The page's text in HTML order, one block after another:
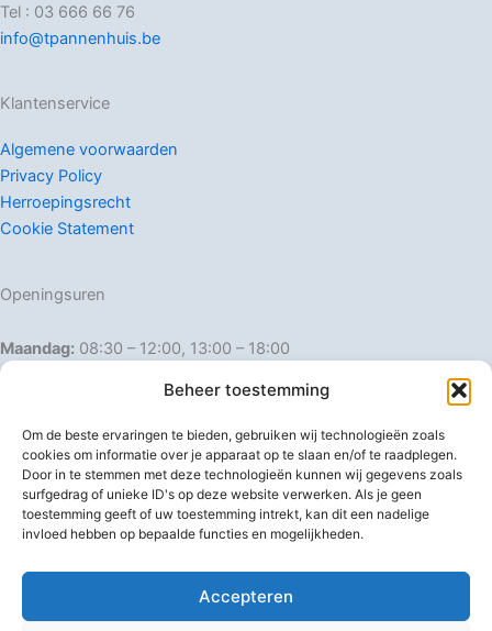
Beheer toestemming
Om de beste ervaringen te bieden, gebruiken wij technologieën zoals
cookies om informatie over je apparaat op te slaan en/of te raadplegen.
Door in te stemmen met deze technologieën kunnen wij gegevens zoals
surfgedrag of unieke ID's op deze website verwerken. Als je geen
toestemming geeft of uw toestemming intrekt, kan dit een nadelige
invloed hebben op bepaalde functies en mogelijkheden.
Accepteren
Tel : 03 666 66 76
info@tpannenhuis.be
Klantenservice
Algemene voorwaarden
Privacy Policy
Herroepingsrecht
Cookie Statement
Openingsuren
Maandag: 08:30 – 12:00, 13:00 – 18:00
Dinsdag:
08:30 – 12:00, 13:00 – 18:00
Donderdag: 08:30 – 12:00, 13:00 – 18:00
Vrijdag: 08:30 – 12:00, 13:00 – 18:00
Zaterdag: 08:30 – 16:00
Zondag: Gesloten